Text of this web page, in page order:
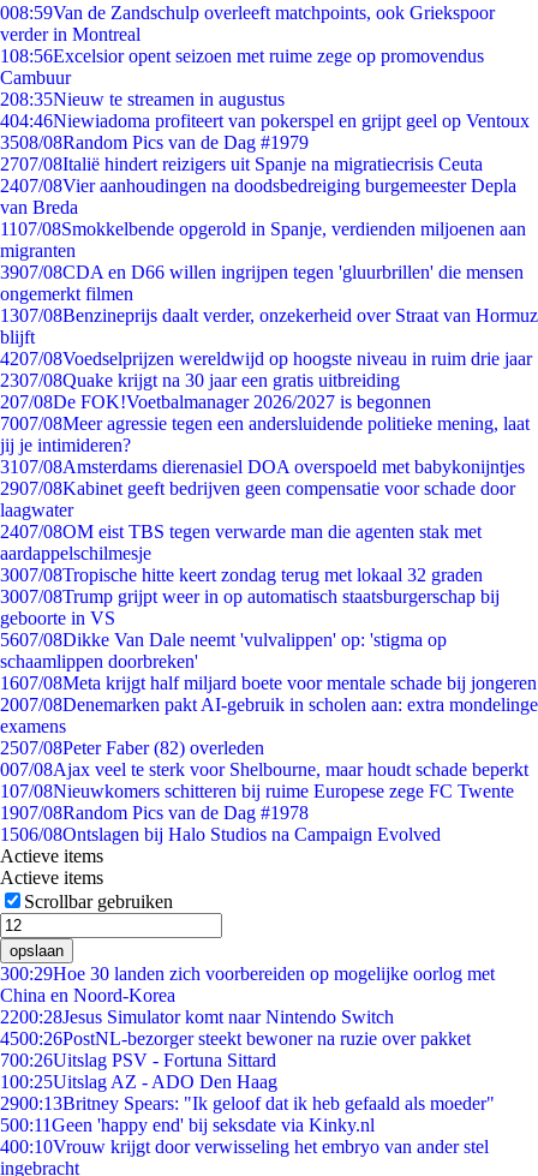
008:59Van de Zandschulp overleeft matchpoints, ook Griekspoor
verder in Montreal
108:56Excelsior opent seizoen met ruime zege op promovendus
Cambuur
208:35Nieuw te streamen in augustus
404:46Niewiadoma profiteert van pokerspel en grijpt geel op Ventoux
3508/08Random Pics van de Dag #1979
2707/08Italië hindert reizigers uit Spanje na migratiecrisis Ceuta
2407/08Vier aanhoudingen na doodsbedreiging burgemeester Depla
van Breda
1107/08Smokkelbende opgerold in Spanje, verdienden miljoenen aan
migranten
3907/08CDA en D66 willen ingrijpen tegen 'gluurbrillen' die mensen
ongemerkt filmen
1307/08Benzineprijs daalt verder, onzekerheid over Straat van Hormuz
blijft
4207/08Voedselprijzen wereldwijd op hoogste niveau in ruim drie jaar
2307/08Quake krijgt na 30 jaar een gratis uitbreiding
207/08De FOK!Voetbalmanager 2026/2027 is begonnen
7007/08Meer agressie tegen een andersluidende politieke mening, laat
jij je intimideren?
3107/08Amsterdams dierenasiel DOA overspoeld met babykonijntjes
2907/08Kabinet geeft bedrijven geen compensatie voor schade door
laagwater
2407/08OM eist TBS tegen verwarde man die agenten stak met
aardappelschilmesje
3007/08Tropische hitte keert zondag terug met lokaal 32 graden
3007/08Trump grijpt weer in op automatisch staatsburgerschap bij
geboorte in VS
5607/08Dikke Van Dale neemt 'vulvalippen' op: 'stigma op
schaamlippen doorbreken'
1607/08Meta krijgt half miljard boete voor mentale schade bij jongeren
2007/08Denemarken pakt AI-gebruik in scholen aan: extra mondelinge
examens
2507/08Peter Faber (82) overleden
007/08Ajax veel te sterk voor Shelbourne, maar houdt schade beperkt
107/08Nieuwkomers schitteren bij ruime Europese zege FC Twente
1907/08Random Pics van de Dag #1978
1506/08Ontslagen bij Halo Studios na Campaign Evolved
Actieve items
Actieve items
Scrollbar gebruiken
opslaan
300:29Hoe 30 landen zich voorbereiden op mogelijke oorlog met
China en Noord-Korea
2200:28Jesus Simulator komt naar Nintendo Switch
4500:26PostNL-bezorger steekt bewoner na ruzie over pakket
700:26Uitslag PSV - Fortuna Sittard
100:25Uitslag AZ - ADO Den Haag
2900:13Britney Spears: "Ik geloof dat ik heb gefaald als moeder"
500:11Geen 'happy end' bij seksdate via Kinky.nl
400:10Vrouw krijgt door verwisseling het embryo van ander stel
ingebracht